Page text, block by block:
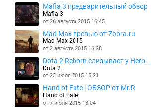
Mafia 3 предварительный обзор
Mafia 3
от 26 августа 2015 16:45
Mad Max превью от Zobra.ru
Mad Max 2015
от 2 августа 2015 16:28
Dota 2 Reborn слизывает у Hero...
Dota 2
от 23 июля 2015 15:21
Hand of Fate | ОБЗОР от Mr.R
Hand of Fate
от 7 июля 2015 13:04